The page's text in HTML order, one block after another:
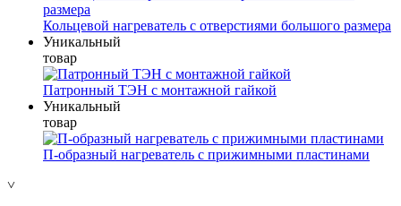
Кольцевой нагреватель с отверстиями большого размера
Уникальный
товар
Патронный ТЭН с монтажной гайкой
Уникальный
товар
П-образный нагреватель с прижимными пластинами
˅